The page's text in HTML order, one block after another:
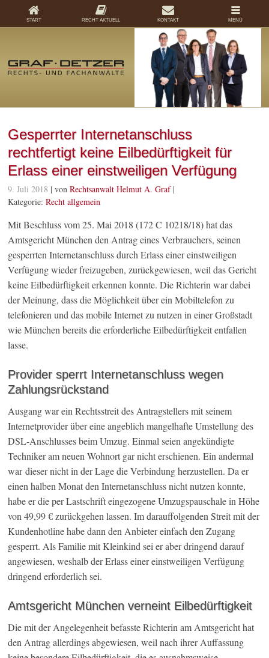
Gesperrter Internetanschluss
rechtfertigt keine Eilbedürftigkeit für
Erlass einer einstweiligen Verfügung
9. Juli 2018 | vonRechtsanwalt Helmut A. Graf|
Kategorie:Recht allgemein
Mit Beschluss vom 25. Mai 2018 (172 C 10218/18) hat das
Amtsgericht München den Antrag eines Verbrauchers, seinen
gesperrten Internetanschluss durch Erlass einer einstweiligen
Verfügung wieder freizugeben, zurückgewiesen, weil das Gericht
keine Eilbedürftigkeit erkennen konnte. Die Richterin war dabei
der Meinung, dass die Möglichkeit über ein Mobiltelefon zu
telefonieren und das mobile Internet zu nutzen in einer Großstadt
wie München bereits die erforderliche Eilbedürftigkeit entfallen
lasse.
Provider sperrt Internetanschluss wegen
Zahlungsrückstand
Ausgang war ein Rechtsstreit des Antragstellers mit seinem
Internetprovider über eine angeblich mangelhafte Umstellung des
DSL-Anschlusses beim Umzug. Einmal seien angekündigte
Techniker am neuen Wohnort gar nicht erschienen. Ein andermal
war dieser nicht in der Lage die Verbindung herzustellen. Da er
einen halben Monat den Internetanschluss nicht nutzen konnte,
habe er die per Lastschrift eingezogene Umzugspauschale in Höhe
von 49,99 € zurückgehen lassen. Im darauffolgenden Streit mit der
Kundenhotline habe dann den Anbieter einfach den Zugang
gesperrt. Als Familie mit Kleinkind sei er aber dringend darauf
angewiesen, weshalb der Erlass einer einstweiligen Verfügung
dringend erforderlich sei.
Amtsgericht München verneint Eilbedürftigkeit
Die mit der Angelegenheit befasste Richterin am Amtsgericht hat
den Antrag allerdings abgewiesen, weil nach ihrer Auffassung
START RECHT AKTUELL KONTAKT MENÜ